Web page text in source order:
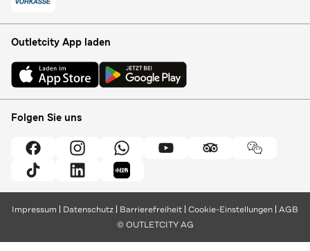
Outletcity App laden
Folgen Sie uns
Impressum Datenschutz Barrierefreiheit Cookie-Einstellungen AGB
© OUTLETCITY AG